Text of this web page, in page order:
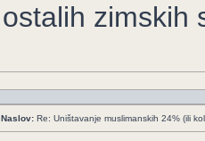
ostalih zimskih
Naslov: Re: Uništavanje muslimanskih 24% (ili